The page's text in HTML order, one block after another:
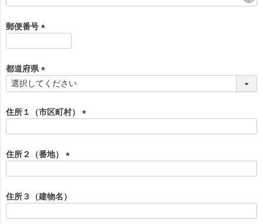
)
郵便番号
須
)
都道府県
(
須
)
住所１（市区町村）
)
住所２（番地）
須
)
住所３（建物名）